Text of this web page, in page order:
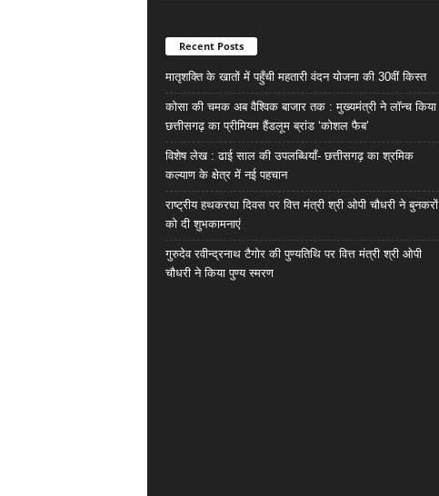
Recent Posts
मातृशक्ति के खातों में पहुँची महतारी वंदन योजना की 30वीं किस्त
कोसा की चमक अब वैश्विक बाजार तक : मुख्यमंत्री ने लॉन्च किया
छत्तीसगढ़ का प्रीमियम हैंडलूम ब्रांड ‘कोशल फैब’
विशेष लेख : ढाई साल की उपलब्धियाँ- छत्तीसगढ़ का श्रमिक
कल्याण के क्षेत्र में नई पहचान
राष्ट्रीय हथकरघा दिवस पर वित्त मंत्री श्री ओपी चौधरी ने बुनकरों
को दी शुभकामनाएं
गुरुदेव रवीन्द्रनाथ टैगोर की पुण्यतिथि पर वित्त मंत्री श्री ओपी
चौधरी ने किया पुण्य स्मरण